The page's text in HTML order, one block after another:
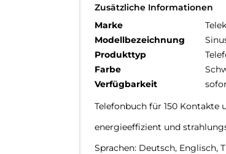
Zusätzliche Informationen
Marke
Modellbezeichnung
Produkttyp
Farbe
Verfügbarkeit
Telefonbuch für 150 Kontakte
energieeffizient und
Sprachen: Deutsch, Englisch,